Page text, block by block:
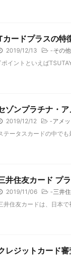
カードプラスの特
2019/12/13 -その
ポイントといえば
ゾンプラチナ・
2019/12/12 -アメ
テータスカードの中で
井住友カード プ
2019/11/06 -三井
井住友カードは、日本
レジットカード